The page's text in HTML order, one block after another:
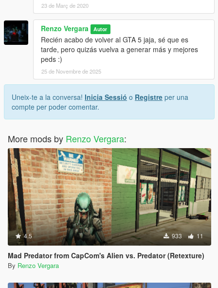
23 de Març de 2020
Renzo Vergara Autor
Recién acabo de volver al GTA 5 jaja, sé que es
tarde, pero quizás vuelva a generar más y mejores
peds :)
25 de Novembre de 2025
Uneix-te a la conversa! Inicia Sessió o Registre per una
compte per poder comentar.
More mods by Renzo Vergara:
4.5 933 11
Mad Predator from CapCom's Alien vs. Predator (Retexture)
By Renzo Vergara